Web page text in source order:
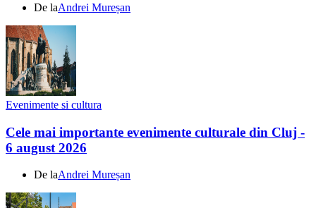
De laAndrei Mureșan
Evenimente si cultura
Cele mai importante evenimente culturale din Cluj -
6 august 2026
De laAndrei Mureșan